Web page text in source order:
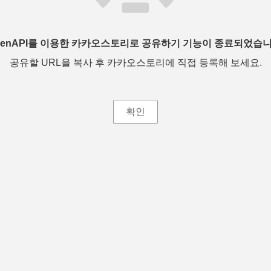
를 이용한 카카오스토리로 공유하기 기능이 종료되었습
공유할 URL을 복사 후 카카오스토리에 직접 등록해 보세요.
확인